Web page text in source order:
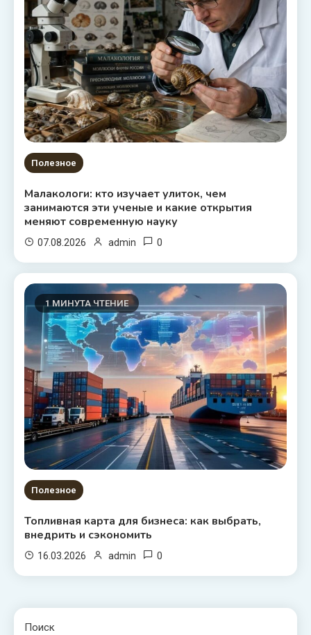
Полезное
Малакологи: кто изучает улиток, чем
занимаются эти ученые и какие открытия
меняют современную науку
07.08.2026 admin 0
1 МИНУТА ЧТЕНИЕ
Полезное
Топливная карта для бизнеса: как выбрать,
внедрить и сэкономить
16.03.2026 admin 0
Поиск